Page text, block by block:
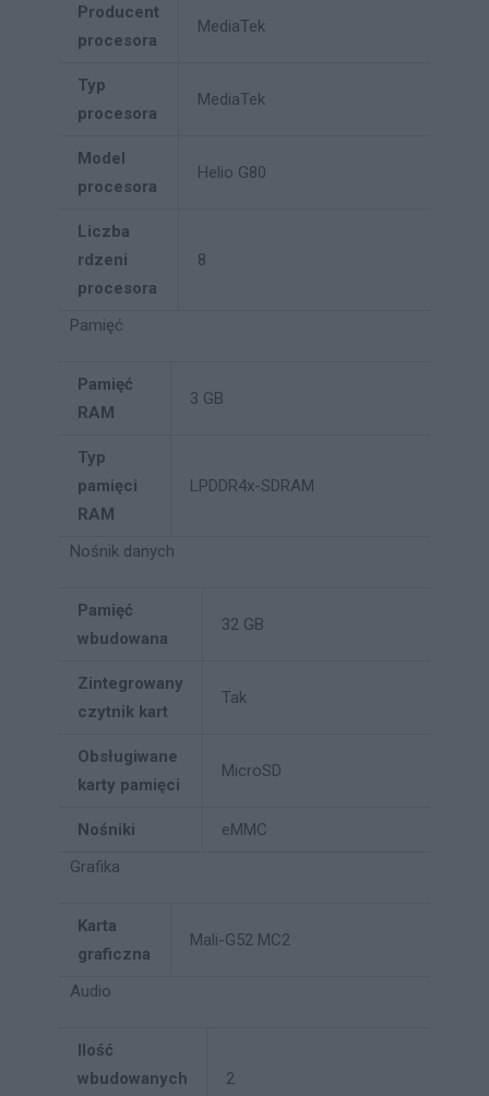
Producent
procesora
MediaTek
Typ
procesora
MediaTek
Model
procesora
Helio G80
Liczba
rdzeni
procesora
8
Pamięć
Pamięć
RAM
3 GB
Typ
pamięci
RAM
LPDDR4x-SDRAM
Nośnik danych
Pamięć
wbudowana
32 GB
Zintegrowany
czytnik kart
Tak
Obsługiwane
karty pamięci
MicroSD
Nośniki
eMMC
Grafika
Karta
graficzna
Mali-G52 MC2
Audio
Ilość
wbudowanych
2